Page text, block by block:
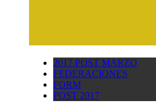
2017 POST MARZO
FEDERACIONES
FORM
POST 2017